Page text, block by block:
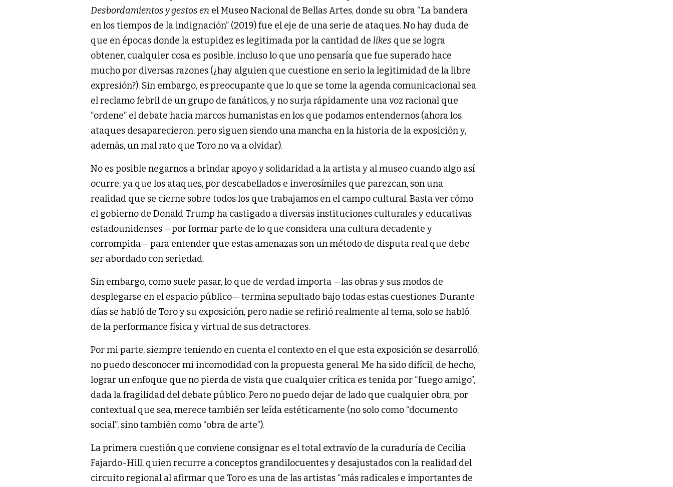
Desbordamientos y gestos en el Museo Nacional de Bellas Artes, donde su obra “La bandera
en los tiempos de la indignación” (2019) fue el eje de una serie de ataques. No hay duda de
que en épocas donde la estupidez es legitimada por la cantidad de likes que se logra
obtener, cualquier cosa es posible, incluso lo que uno pensaría que fue superado hace
mucho por diversas razones (¿hay alguien que cuestione en serio la legitimidad de la libre
expresión?). Sin embargo, es preocupante que lo que se tome la agenda comunicacional sea
el reclamo febril de un grupo de fanáticos, y no surja rápidamente una voz racional que
“ordene” el debate hacia marcos humanistas en los que podamos entendernos (ahora los
ataques desaparecieron, pero siguen siendo una mancha en la historia de la exposición y,
además, un mal rato que Toro no va a olvidar).
No es posible negarnos a brindar apoyo y solidaridad a la artista y al museo cuando algo así
ocurre, ya que los ataques, por descabellados e inverosímiles que parezcan, son una
realidad que se cierne sobre todos los que trabajamos en el campo cultural. Basta ver cómo
el gobierno de Donald Trump ha castigado a diversas instituciones culturales y educativas
estadounidenses —por formar parte de lo que considera una cultura decadente y
corrompida— para entender que estas amenazas son un método de disputa real que debe
ser abordado con seriedad.
Sin embargo, como suele pasar, lo que de verdad importa —las obras y sus modos de
desplegarse en el espacio público— termina sepultado bajo todas estas cuestiones. Durante
días se habló de Toro y su exposición, pero nadie se refirió realmente al tema, solo se habló
de la performance física y virtual de sus detractores.
Por mi parte, siempre teniendo en cuenta el contexto en el que esta exposición se desarrolló,
no puedo desconocer mi incomodidad con la propuesta general. Me ha sido difícil, de hecho,
lograr un enfoque que no pierda de vista que cualquier crítica es tenida por “fuego amigo”,
dada la fragilidad del debate público. Pero no puedo dejar de lado que cualquier obra, por
contextual que sea, merece también ser leída estéticamente (no solo como “documento
social”, sino también como “obra de arte”).
La primera cuestión que conviene consignar es el total extravío de la curaduría de Cecilia
Fajardo-Hill, quien recurre a conceptos grandilocuentes y desajustados con la realidad del
circuito regional al afirmar que Toro es una de las artistas “más radicales e importantes de